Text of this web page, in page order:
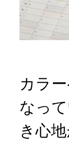
カラ
なっ
き心